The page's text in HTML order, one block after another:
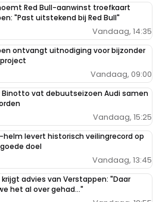
Red Bull-aanwinst troefkaart
"Past uitstekend bij Red Bull"
Vandaag, 14:35
ontvangt uitnodiging voor bijzonder
project
Vandaag, 09:00
Binotto vat debuutseizoen Audi samen
Vandaag, 15:25
helm levert historisch veilingrecord op
doel
Vandaag, 13:45
advies van Verstappen: "Daar
het al over gehad..."